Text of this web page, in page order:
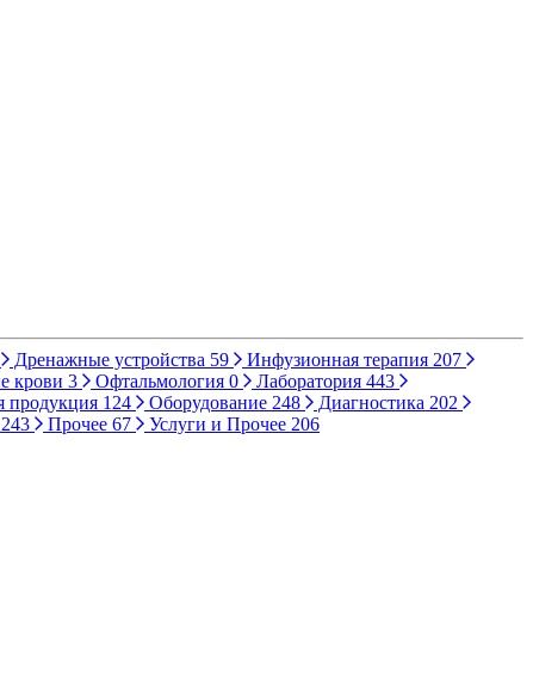
Дренажные устройства 59 Инфузионная терапия 207
крови 3 Офтальмология 0 Лаборатория 443
продукция 124 Оборудование 248 Диагностика 202
243 Прочее 67 Услуги и Прочее 206